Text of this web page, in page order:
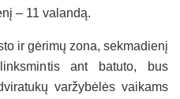
– 11 valandą.
ir gėrimų zona, sekmadienį
ant batuto, bus
varžybėlės vaikams